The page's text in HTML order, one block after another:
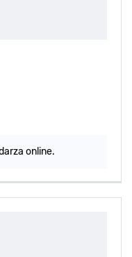
online.